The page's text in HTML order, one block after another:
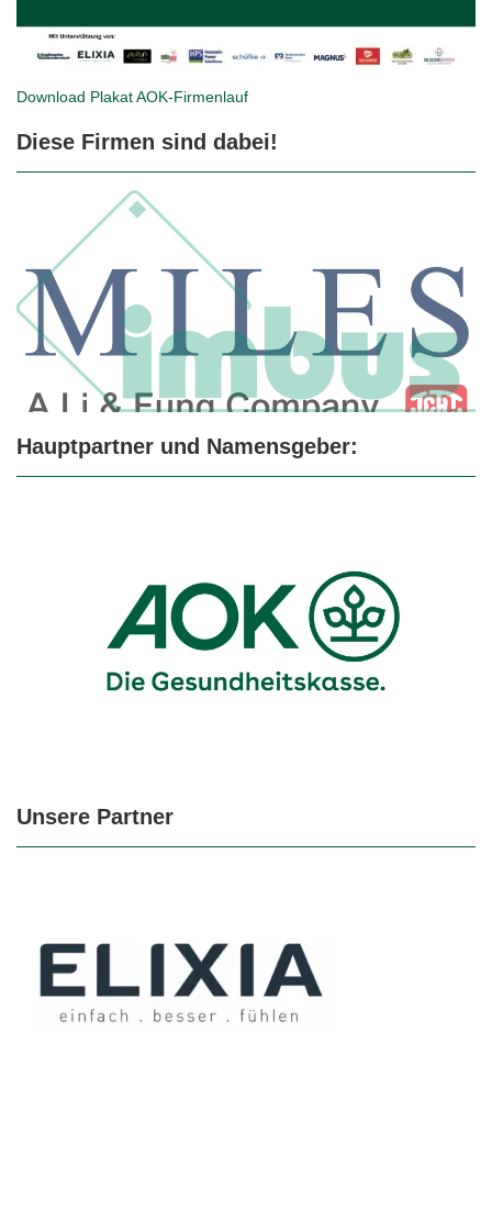
Download PlakatAOK-Firmenlauf
Diese Firmen sind dabei!
Hauptpartner und Namensgeber:
Unsere Partner